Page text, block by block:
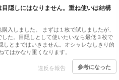
目隠しにはなりません。重ね使いは結構
入しました。 まずは１枚で試しましたが、
た。目隠しとして使いたいなら最低３枚で
しとまではいきません。オシャレなしきり的
はかなり重くなります。
違反を報告 参考になった